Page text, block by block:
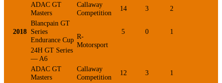
2018
ADAC GT
Masters
Callaway
Competition
14 3 2
Blancpain GT
Series
Endurance Cup R-
Motorsport
5 0 1
24H GT Series
— A6
ADAC GT
Masters
Callaway
Competition
12 3 1